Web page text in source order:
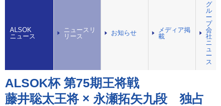
ALSOK
ニュース
ニュースリ
リース
お知らせ
メディア掲
載
グ
ル
ー
プ
会
社
ニ
ュ
ー
ス
ALSOK杯 第75期王将戦
藤井聡太王将 × 永瀬拓矢九段 独占